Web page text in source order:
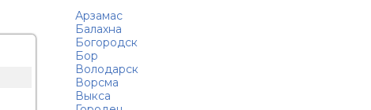
Арзамас
Балахна
Богородск
Бор
Володарск
Ворсма
Выкса